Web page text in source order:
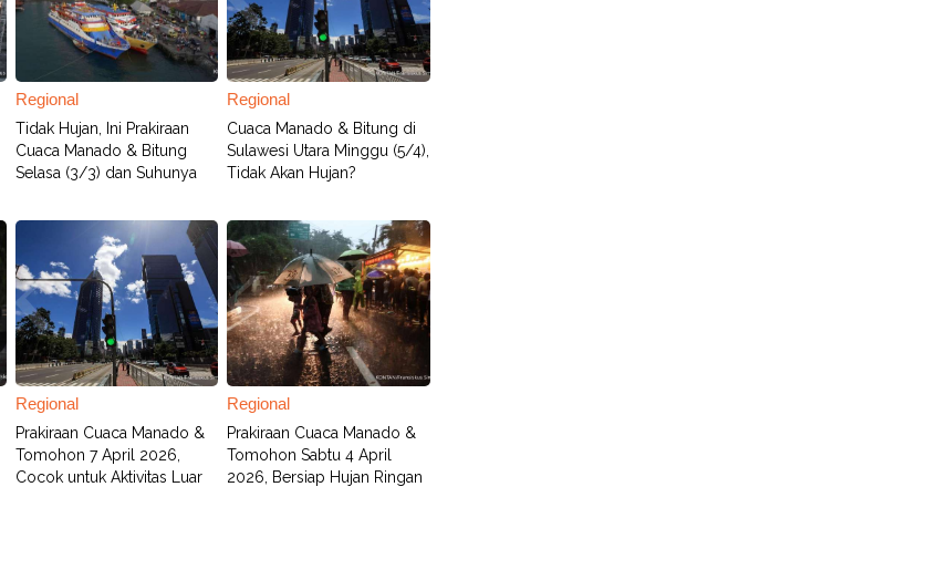
Regional
Tidak Hujan, Ini Prakiraan
Cuaca Manado & Bitung
Selasa (3/3) dan Suhunya
Regional
Cuaca Manado & Bitung di
Sulawesi Utara Minggu (5/4),
Tidak Akan Hujan?
Regional
Prakiraan Cuaca Manado &
Tomohon 7 April 2026,
Cocok untuk Aktivitas Luar
Regional
Prakiraan Cuaca Manado &
Tomohon Sabtu 4 April
2026, Bersiap Hujan Ringan